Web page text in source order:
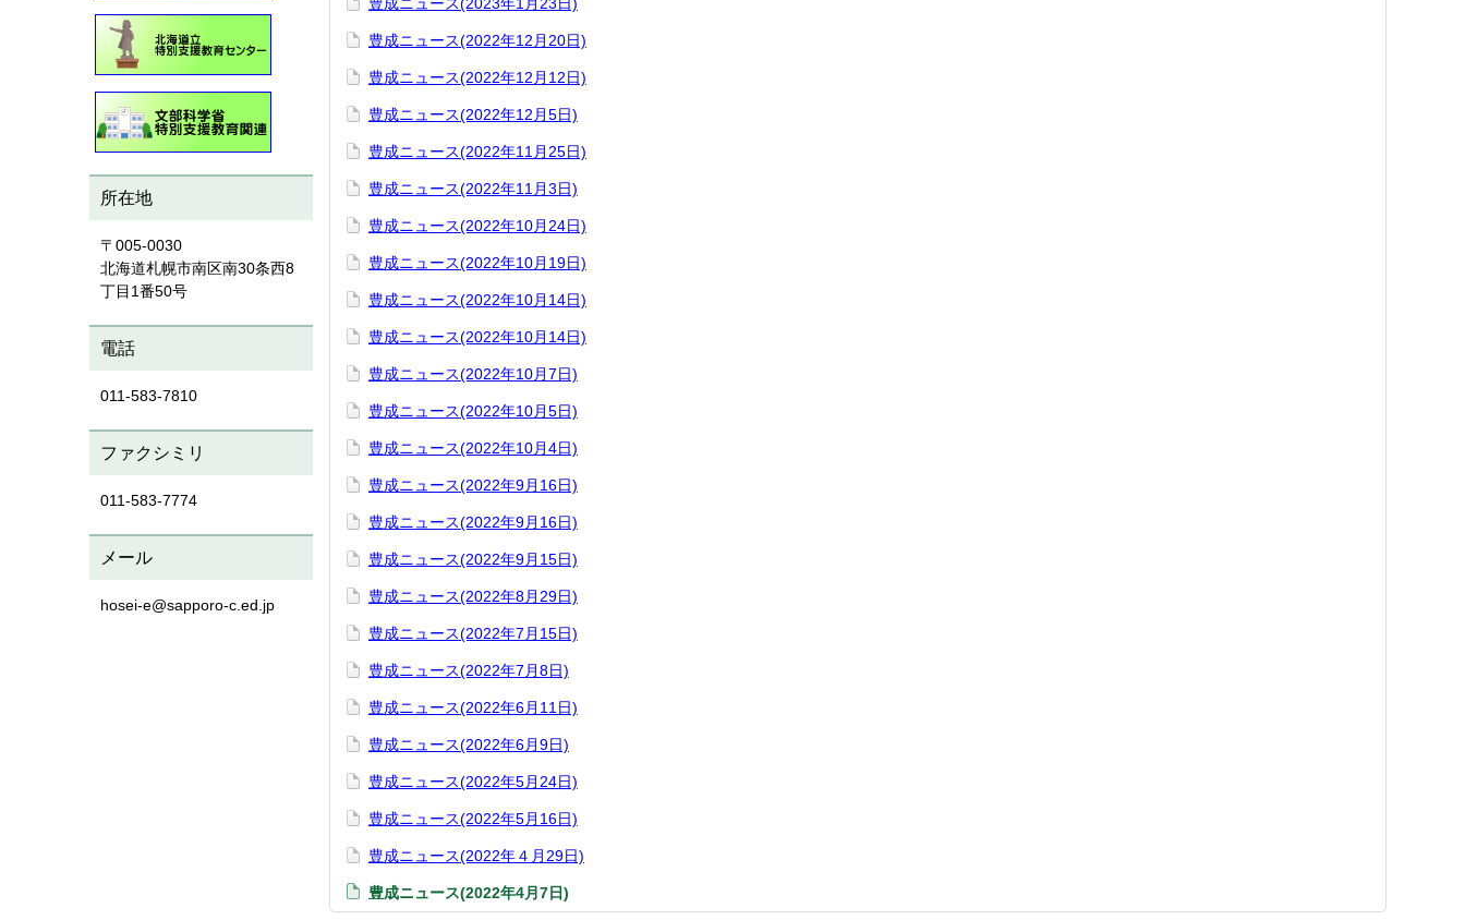
所在地
〒005-0030
北海道札幌市南区南30条西8
丁目1番50号
電話
011-583-7810
ファクシミリ
011-583-7774
メール
hosei-e@sapporo-c.ed.jp
豊成ニュース(2022年12月20日)
豊成ニュース(2022年12月12日)
豊成ニュース(2022年12月5日)
豊成ニュース(2022年11月25日)
豊成ニュース(2022年11月3日)
豊成ニュース(2022年10月24日)
豊成ニュース(2022年10月19日)
豊成ニュース(2022年10月14日)
豊成ニュース(2022年10月14日)
豊成ニュース(2022年10月7日)
豊成ニュース(2022年10月5日)
豊成ニュース(2022年10月4日)
豊成ニュース(2022年9月16日)
豊成ニュース(2022年9月16日)
豊成ニュース(2022年9月15日)
豊成ニュース(2022年8月29日)
豊成ニュース(2022年7月15日)
豊成ニュース(2022年7月8日)
豊成ニュース(2022年6月11日)
豊成ニュース(2022年6月9日)
豊成ニュース(2022年5月24日)
豊成ニュース(2022年5月16日)
豊成ニュース(2022年４月29日)
豊成ニュース(2022年4月7日)